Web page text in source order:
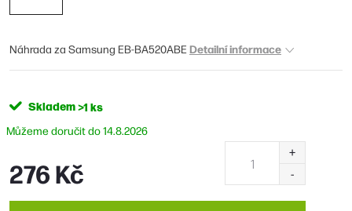
Náhrada za Samsung EB-BA520ABE Detailní informace
Skladem>1 ks
14.8.2026
276 Kč